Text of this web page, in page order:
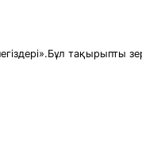
тақырыпты